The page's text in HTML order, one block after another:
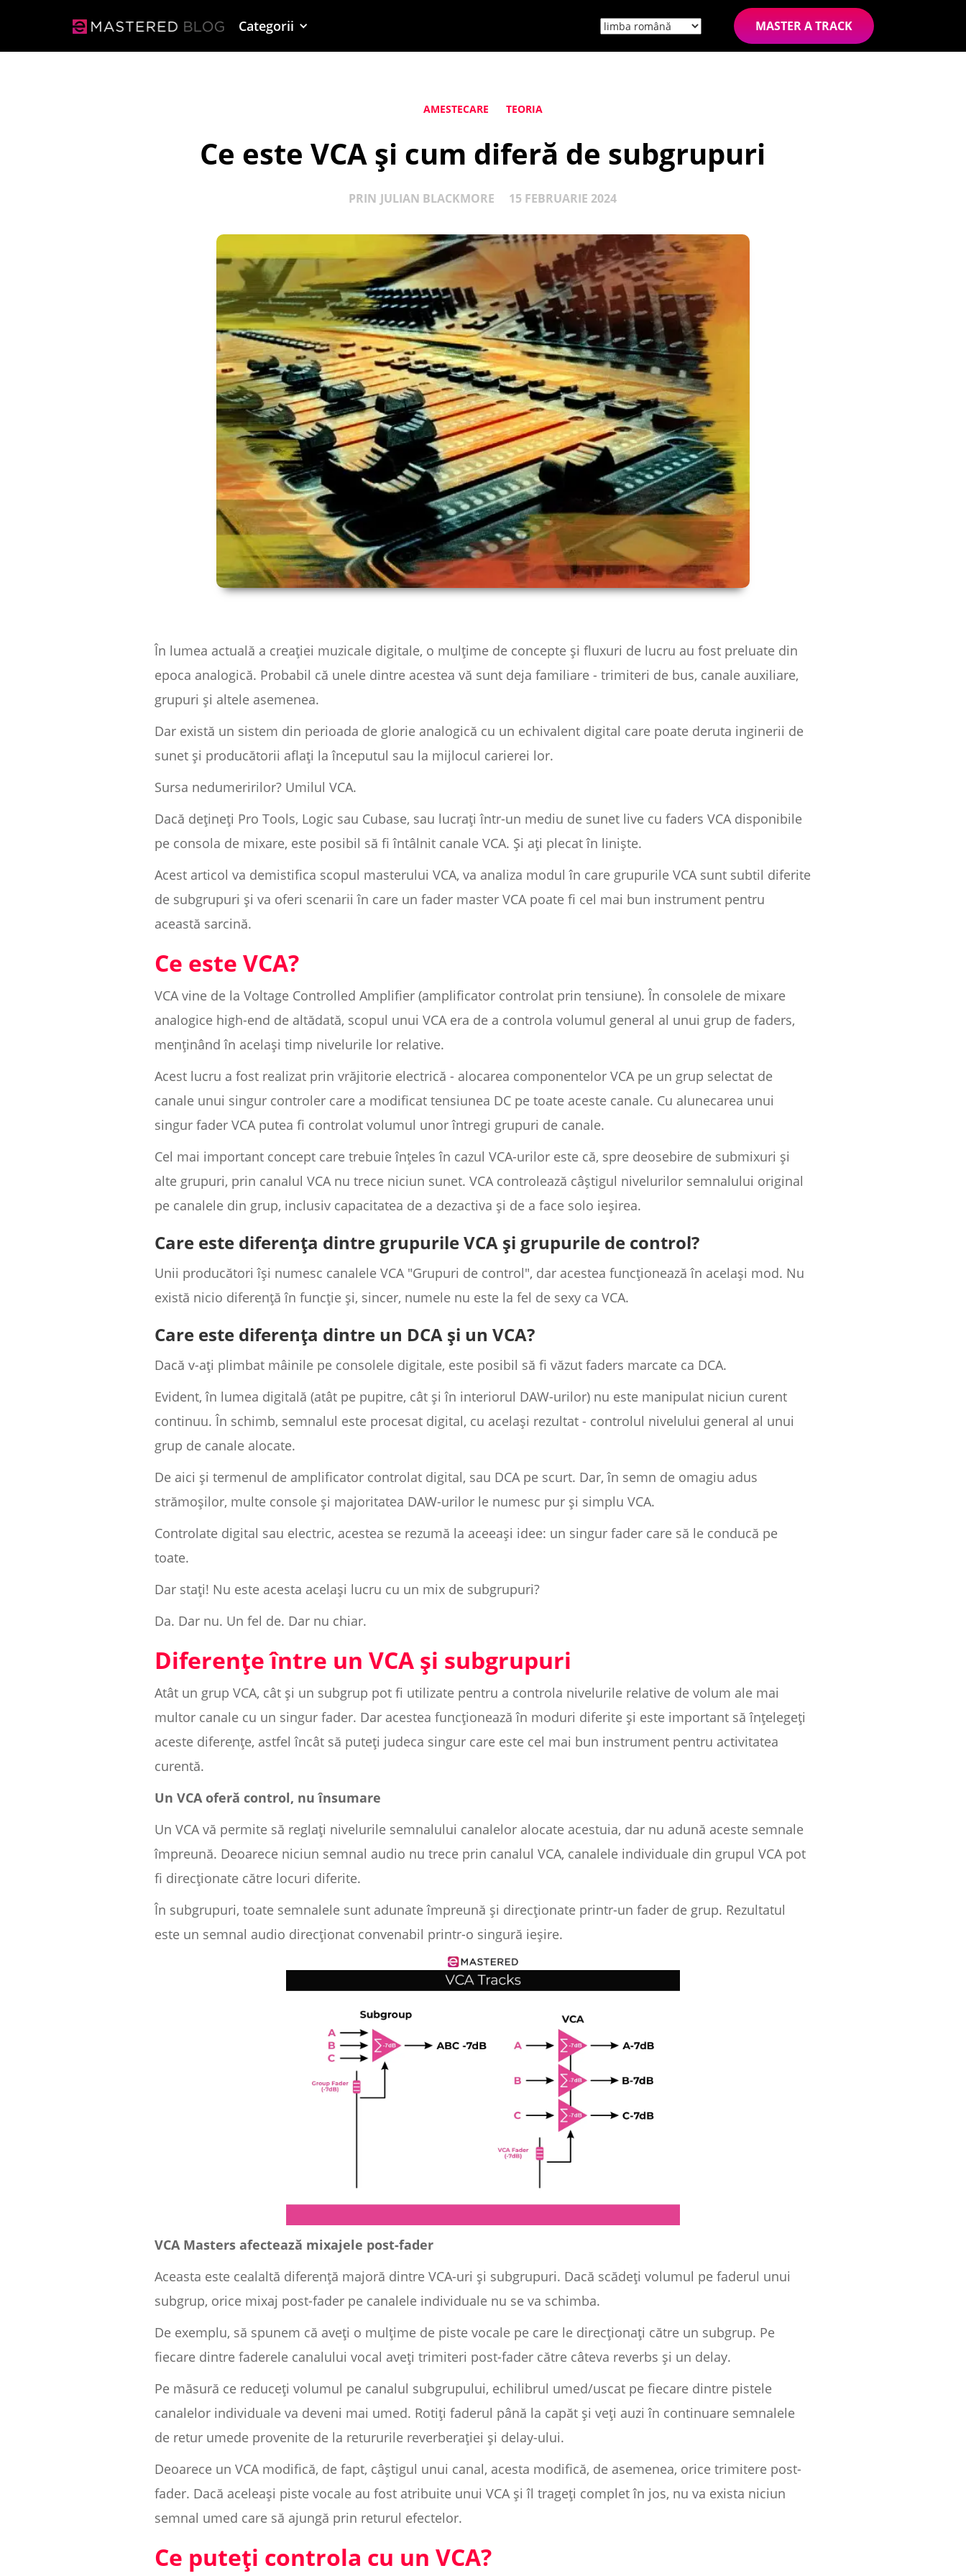
Categorii MASTER A TRACK
AMESTECARE TEORIA
Ce este VCA și cum diferă de subgrupuri
PRIN JULIAN BLACKMORE 15 FEBRUARIE 2024
În lumea actuală a creației muzicale digitale, o mulțime de concepte și fluxuri de lucru au fost preluate din
epoca analogică. Probabil că unele dintre acestea vă sunt deja familiare - trimiteri de bus, canale auxiliare,
grupuri și altele asemenea.
Dar există un sistem din perioada de glorie analogică cu un echivalent digital care poate deruta inginerii de
sunet și producătorii aflați la începutul sau la mijlocul carierei lor.
Sursa nedumeririlor? Umilul VCA.
Dacă dețineți Pro Tools, Logic sau Cubase, sau lucrați într-un mediu de sunet live cu faders VCA disponibile
pe consola de mixare, este posibil să fi întâlnit canale VCA. Și ați plecat în liniște.
Acest articol va demistifica scopul masterului VCA, va analiza modul în care grupurile VCA sunt subtil diferite
de subgrupuri și va oferi scenarii în care un fader master VCA poate fi cel mai bun instrument pentru
această sarcină.
Ce este VCA?
VCA vine de la Voltage Controlled Amplifier (amplificator controlat prin tensiune). În consolele de mixare
analogice high-end de altădată, scopul unui VCA era de a controla volumul general al unui grup de faders,
menținând în același timp nivelurile lor relative.
Acest lucru a fost realizat prin vrăjitorie electrică - alocarea componentelor VCA pe un grup selectat de
canale unui singur controler care a modificat tensiunea DC pe toate aceste canale. Cu alunecarea unui
singur fader VCA putea fi controlat volumul unor întregi grupuri de canale.
Cel mai important concept care trebuie înțeles în cazul VCA-urilor este că, spre deosebire de submixuri și
alte grupuri, prin canalul VCA nu trece niciun sunet. VCA controlează câștigul nivelurilor semnalului original
pe canalele din grup, inclusiv capacitatea de a dezactiva și de a face solo ieșirea.
Care este diferența dintre grupurile VCA și grupurile de control?
Unii producători își numesc canalele VCA "Grupuri de control", dar acestea funcționează în același mod. Nu
există nicio diferență în funcție și, sincer, numele nu este la fel de sexy ca VCA.
Care este diferența dintre un DCA și un VCA?
Dacă v-ați plimbat mâinile pe consolele digitale, este posibil să fi văzut faders marcate ca DCA.
Evident, în lumea digitală (atât pe pupitre, cât și în interiorul DAW-urilor) nu este manipulat niciun curent
continuu. În schimb, semnalul este procesat digital, cu același rezultat - controlul nivelului general al unui
grup de canale alocate.
De aici și termenul de amplificator controlat digital, sau DCA pe scurt. Dar, în semn de omagiu adus
strămoșilor, multe console și majoritatea DAW-urilor le numesc pur și simplu VCA.
Controlate digital sau electric, acestea se rezumă la aceeași idee: un singur fader care să le conducă pe
toate.
Dar stați! Nu este acesta același lucru cu un mix de subgrupuri?
Da. Dar nu. Un fel de. Dar nu chiar.
Diferențe între un VCA și subgrupuri
Atât un grup VCA, cât și un subgrup pot fi utilizate pentru a controla nivelurile relative de volum ale mai
multor canale cu un singur fader. Dar acestea funcționează în moduri diferite și este important să înțelegeți
aceste diferențe, astfel încât să puteți judeca singur care este cel mai bun instrument pentru activitatea
curentă.
Un VCA oferă control, nu însumare
Un VCA vă permite să reglați nivelurile semnalului canalelor alocate acestuia, dar nu adună aceste semnale
împreună. Deoarece niciun semnal audio nu trece prin canalul VCA, canalele individuale din grupul VCA pot
fi direcționate către locuri diferite.
În subgrupuri, toate semnalele sunt adunate împreună și direcționate printr-un fader de grup. Rezultatul
este un semnal audio direcționat convenabil printr-o singură ieșire.
VCA Masters afectează mixajele post-fader
Aceasta este cealaltă diferență majoră dintre VCA-uri și subgrupuri. Dacă scădeți volumul pe faderul unui
subgrup, orice mixaj post-fader pe canalele individuale nu se va schimba.
De exemplu, să spunem că aveți o mulțime de piste vocale pe care le direcționați către un subgrup. Pe
fiecare dintre faderele canalului vocal aveți trimiteri post-fader către câteva reverbs și un delay.
Pe măsură ce reduceți volumul pe canalul subgrupului, echilibrul umed/uscat pe fiecare dintre pistele
canalelor individuale va deveni mai umed. Rotiți faderul până la capăt și veți auzi în continuare semnalele
de retur umede provenite de la retururile reverberației și delay-ului.
Deoarece un VCA modifică, de fapt, câștigul unui canal, acesta modifică, de asemenea, orice trimitere post-
fader. Dacă aceleași piste vocale au fost atribuite unui VCA și îl trageți complet în jos, nu va exista niciun
semnal umed care să ajungă prin returul efectelor.
Ce puteți controla cu un VCA?